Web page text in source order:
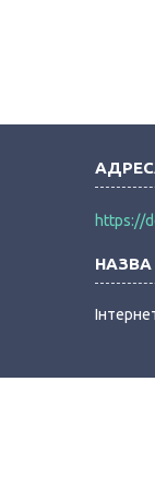
https://